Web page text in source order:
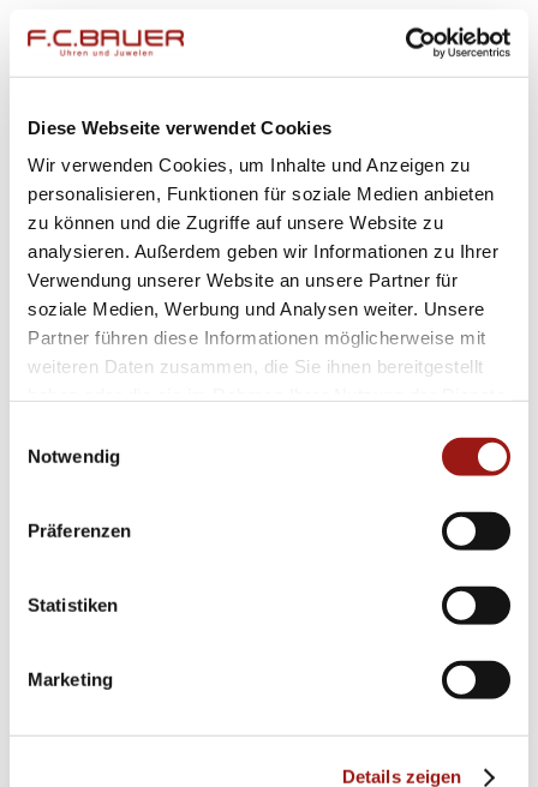
Diese Webseite verwendet Cookies
Wir verwenden Cookies, um Inhalte und Anzeigen zu
personalisieren, Funktionen für soziale Medien anbieten
zu können und die Zugriffe auf unsere Website zu
analysieren. Außerdem geben wir Informationen zu Ihrer
Verwendung unserer Website an unsere Partner für
soziale Medien, Werbung und Analysen weiter. Unsere
Partner führen diese Informationen möglicherweise mit
weiteren Daten zusammen, die Sie ihnen bereitgestellt
Notwendig
Präferenzen
Statistiken
Marketing
Details zeigen
### Alltagstauglichkeit garantiert
Dank ihrer Wasserdichtheit bis zu 5 bar
müssen Sie sich nie Sorgen machen – egal ob
im Büro oder bei Freizeitaktivitäten. Die
widerstandsfähigen Materialien garantieren
Langlebigkeit und Beständigkeit gegen äußere
Einwirkungen wie Feuchtigkeit oder Stöße.
### Vielseitig kombinierbar
casual – und unterstreichen dezent aber
besonderen Qualität der Fischer – Carbon
küsst Gold Trauringe 23-01250-070-696114! Mit
deren hochwertiger Verarbeitung bringen sie
eine luxuriöse Note in Ihren Alltag und
hinterlassen einen bleibenden Eindruck bei
allen Anlässen.